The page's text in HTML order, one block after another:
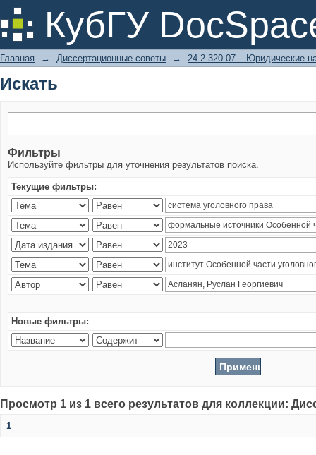
КубГУ
Искать
Главная → Диссертационные советы → 24.2.320.07 – Юридические
Искать
Фильтры
Используйте фильтры для уточнения результатов поиска.
Текущие фильтры:
Новые фильтры:
Просмотр 1 из 1 всего результатов для коллекции:
1